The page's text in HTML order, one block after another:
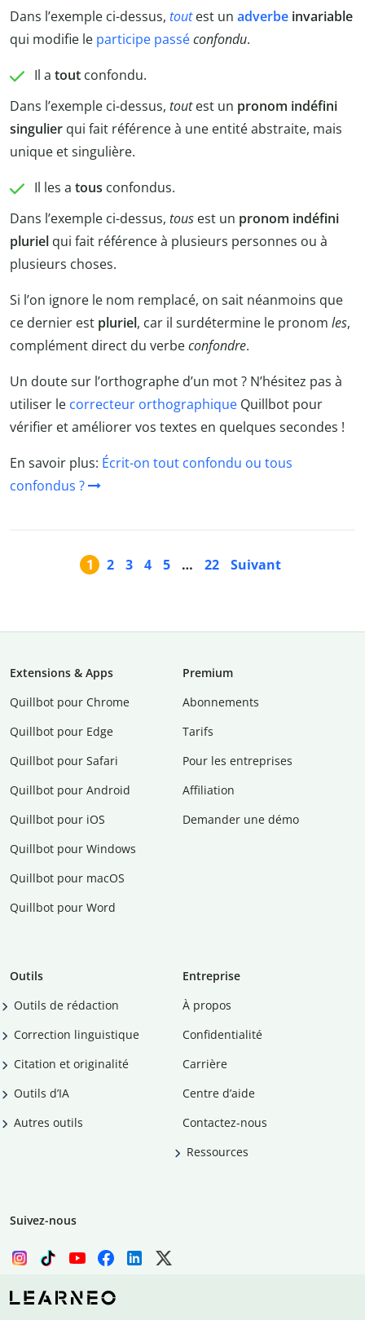
Dans l’exemple ci-dessus, toutest un adverbe invariable
qui modifie le participe passéconfondu.
Il a tout confondu.
Dans l’exemple ci-dessus, toutest un pronom indéfini
singulier qui fait référence à une entité abstraite, mais
unique et singulière.
Il les a tous confondus.
Dans l’exemple ci-dessus, tous est un pronom indéfini
pluriel qui fait référence à plusieurs personnes ou à
plusieurs choses.
Si l’on ignore le nom remplacé, on sait néanmoins que
ce dernier est pluriel, car il surdétermine le pronom les,
complément direct du verbeconfondre.
Un doute sur l’orthographe d’un mot ? N’hésitez pas à
utiliser le correcteur orthographique Quillbot pour
vérifier et améliorer vos textes en quelques secondes !
En savoir plus: Écrit-on tout confondu ou tous
confondus ?
1 2 3 4 5 … 22 Suivant
Extensions & Apps
Quillbot pour Chrome
Quillbot pour Edge
Quillbot pour Safari
Quillbot pour Android
Quillbot pour iOS
Quillbot pour Windows
Quillbot pour macOS
Quillbot pour Word
Premium
Abonnements
Tarifs
Pour les entreprises
Affiliation
Demander une démo
Outils
Outils de rédaction
Correction linguistique
Citation et originalité
Outils d’IA
Autres outils
Entreprise
À propos
Confidentialité
Carrière
Centre d’aide
Contactez-nous
Ressources
Suivez-nous